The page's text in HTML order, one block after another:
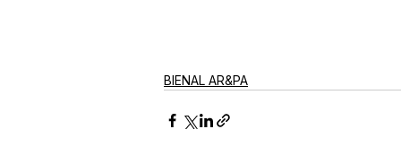
BIENAL AR&PA